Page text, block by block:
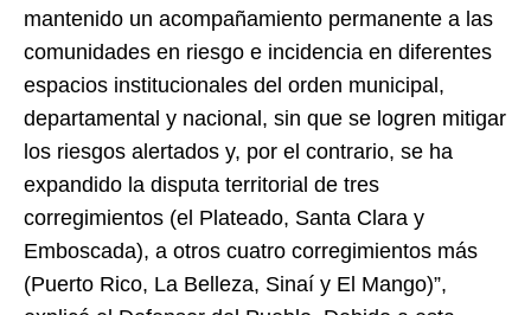
mantenido un acompañamiento permanente a las
comunidades en riesgo e incidencia en diferentes
espacios institucionales del orden municipal,
departamental y nacional, sin que se logren mitigar
los riesgos alertados y, por el contrario, se ha
expandido la disputa territorial de tres
corregimientos (el Plateado, Santa Clara y
Emboscada), a otros cuatro corregimientos más
(Puerto Rico, La Belleza, Sinaí y El Mango)”,